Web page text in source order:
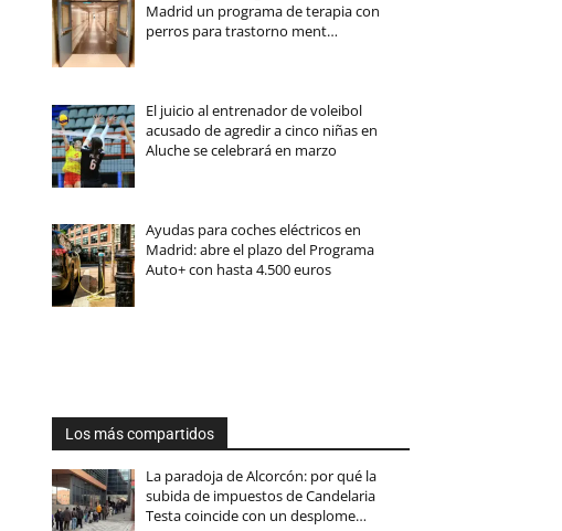
Madrid un programa de terapia con
perros para trastorno ment…
El juicio al entrenador de voleibol
acusado de agredir a cinco niñas en
Aluche se celebrará en marzo
Ayudas para coches eléctricos en
Madrid: abre el plazo del Programa
Auto+ con hasta 4.500 euros
Los más compartidos
La paradoja de Alcorcón: por qué la
subida de impuestos de Candelaria
Testa coincide con un desplome…